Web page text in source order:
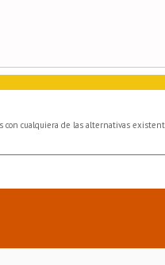
con cualquiera de las alternativas